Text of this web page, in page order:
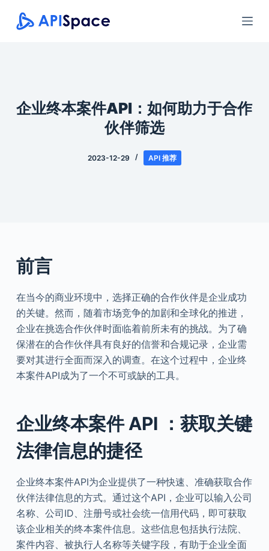
跳
过
企业终本案件API：如何助力于合作
伙伴筛选
2023-12-29 API 推荐
前言
在当今的商业环境中，选择正确的合作伙伴是企业成功
的关键。然而，随着市场竞争的加剧和全球化的推进，
企业在挑选合作伙伴时面临着前所未有的挑战。为了确
保潜在的合作伙伴具有良好的信誉和合规记录，企业需
要对其进行全面而深入的调查。在这个过程中，企业终
本案件API成为了一个不可或缺的工具。
企业终本案件 API ：获取关键
法律信息的捷径
企业终本案件API为企业提供了一种快速、准确获取合作
伙伴法律信息的方式。通过这个API，企业可以输入公司
名称、公司ID、注册号或社会统一信用代码，即可获取
该企业相关的终本案件信息。这些信息包括执行法院、
案件内容、被执行人名称等关键字段，有助于企业全面